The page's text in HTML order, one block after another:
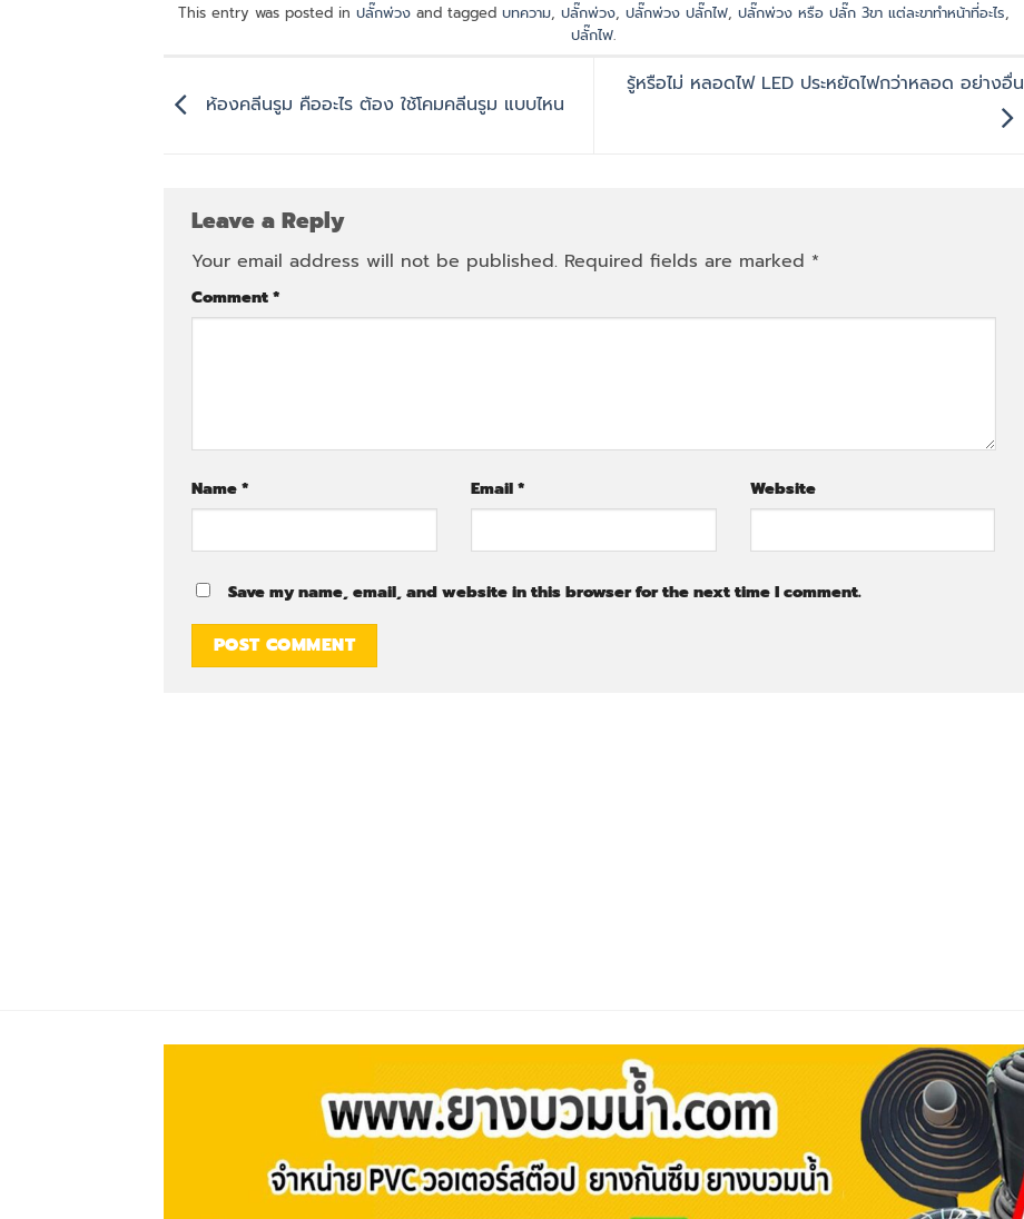
This entry was posted in ปลั๊กพ่วงand tagged บทความ, ปลั๊กพ่วง, ปลั๊กพ่วง ปลั๊กไฟ, ปลั๊กพ่วง หรือ ปลั๊ก 3ขา แต่ละขาทำหน้าที่อะไร,
ปลั๊กไฟ.
ห้องคลีนรูม คืออะไร ต้อง ใช้โคมคลีนรูม แบบไหน
รู้หรือไม่ หลอดไฟ LED ประหยัดไฟกว่าหลอด อย่างอื่น
Leave a Reply
Your email address will not be published. Required fields are marked *
Comment*
Name* Email* Website
Save my name, email, and website in this browser for the next time I comment.